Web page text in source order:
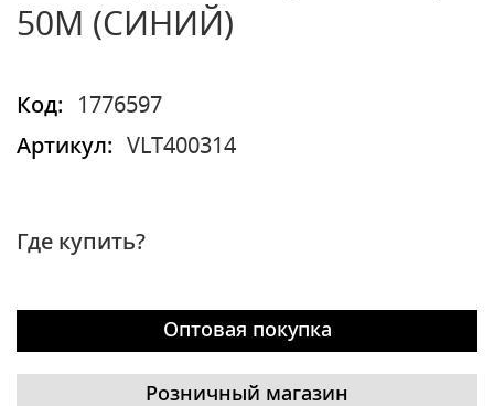
50М (СИНИЙ)
Код:
1776597
Артикул:
VLT400314
Где купить?
Оптовая покупка
Розничный магазин